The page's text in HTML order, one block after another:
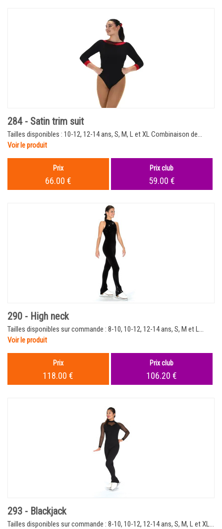
284 - Satin trim suit
Tailles disponibles : 10-12, 12-14 ans, S, M, L et XL Combinaison de...
Voir le produit
Prix
66.00 €
Prix club
59.00 €
290 - High neck
Tailles disponibles sur commande : 8-10, 10-12, 12-14 ans, S, M et L...
Voir le produit
Prix
118.00 €
Prix club
106.20 €
293 - Blackjack
Tailles disponibles sur commande : 8-10, 10-12, 12-14 ans, S, M, L et XL...